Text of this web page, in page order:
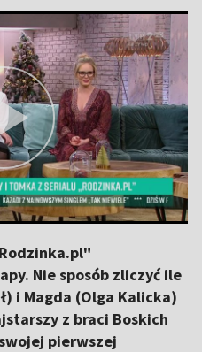
Nie sposób zliczyć ile
i Magda (Olga Kalicka)
z braci Boskich
pierwszej